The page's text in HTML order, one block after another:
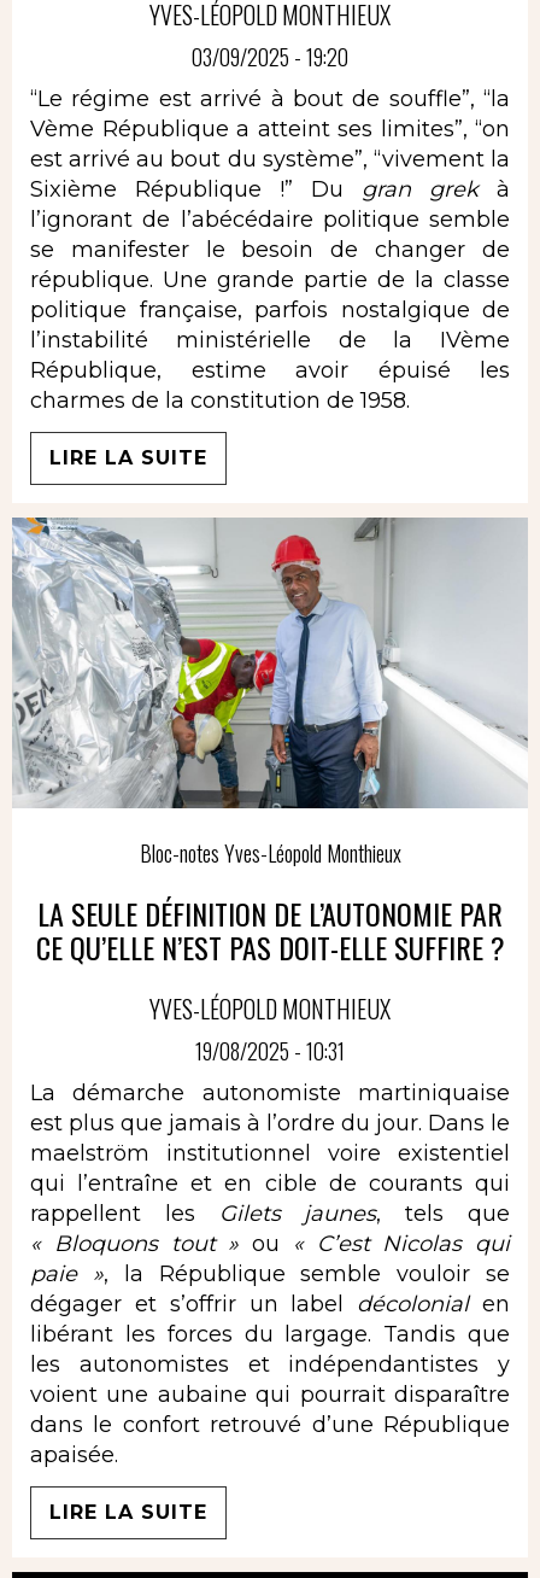
YVES-LÉOPOLD MONTHIEUX
03/09/2025 - 19:20
“Le régime est arrivé à bout de souffle”, “la
Vème République a atteint ses limites”, “on
est arrivé au bout du système”, “vivement la
Sixième République !” Du gran grekà
l’ignorant de l’abécédaire politique semble
se manifester le besoin de changer de
république. Une grande partie de la classe
politique française, parfois nostalgique de
l’instabilité ministérielle de la IVème
République, estime avoir épuisé les
charmes de la constitution de 1958.
LIRE LA SUITE
Bloc-notes Yves-Léopold Monthieux
LA SEULE DÉFINITION DE L’AUTONOMIE PAR
CE QU’ELLE N’EST PAS DOIT-ELLE SUFFIRE ?
YVES-LÉOPOLD MONTHIEUX
19/08/2025 - 10:31
La démarche autonomiste martiniquaise
est plus que jamais à l’ordre du jour. Dans le
maelström institutionnel voire existentiel
qui l’entraîne et en cible de courants qui
rappellent les
Gilets jaunes, tels que
« Bloquons tout » ou
« C’est Nicolas qui
paie », la République semble vouloir se
dégager et s’offrir un label décolonialen
libérant les forces du largage. Tandis que
les autonomistes et indépendantistes y
voient une aubaine qui pourrait disparaître
dans le confort retrouvé d’une République
apaisée.
LIRE LA SUITE